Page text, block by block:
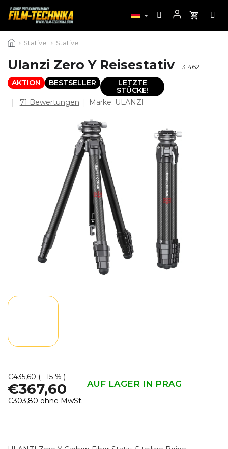
Inhalt Stative Stative
Ulanzi Zero Y Reisestativ 31462
AKTION BESTSELLER
LETZTE
STÜCKE!
Die
Produktbewertung
71 Bewertungen Marke: ULANZI
€435,60 ( –15 % )
€367,60 AUF LAGER IN PRAG
€303,80 ohne MwSt.